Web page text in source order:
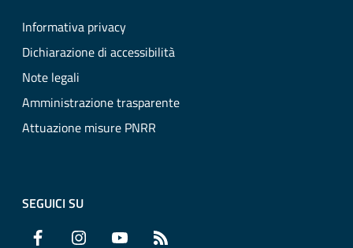
Informativa privacy
Dichiarazione di accessibilità
Note legali
Amministrazione trasparente
Attuazione misure PNRR
SEGUICI SU
Facebook Instagram YouTube